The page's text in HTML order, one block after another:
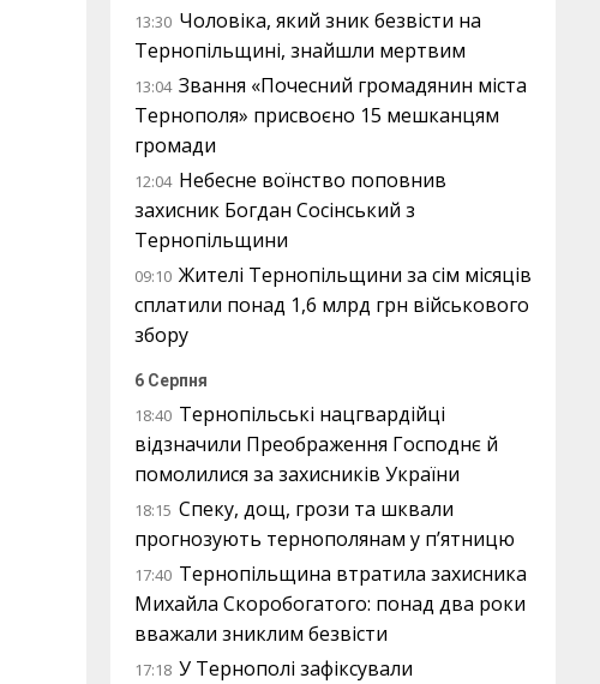
13:30 Чоловіка, який зник безвісти на
Тернопільщині, знайшли мертвим
13:04 Звання «Почесний громадянин міста
Тернополя» присвоєно 15 мешканцям
громади
12:04 Небесне воїнство поповнив
захисник Богдан Сосінський з
Тернопільщини
09:10 Жителі Тернопільщини за сім місяців
сплатили понад 1,6 млрд грн військового
збору
6 Серпня
18:40 Тернопільські нацгвардійці
відзначили Преображення Господнє й
помолилися за захисників України
18:15 Спеку, дощ, грози та шквали
прогнозують тернополянам у п’ятницю
17:40 Тернопільщина втратила захисника
Михайла Скоробогатого: понад два роки
вважали зниклим безвісти
17:18 У Тернополі зафіксували